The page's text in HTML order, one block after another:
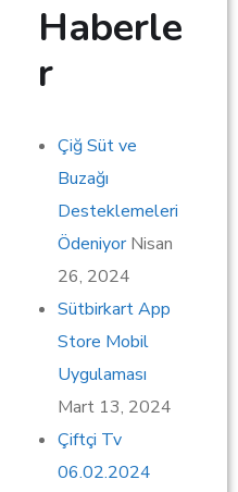
Haberle
r
Çiğ Süt ve
Buzağı
Desteklemeleri
Ödeniyor Nisan
26, 2024
Sütbirkart App
Store Mobil
Uygulaması
Mart 13, 2024
Çiftçi Tv
06.02.2024